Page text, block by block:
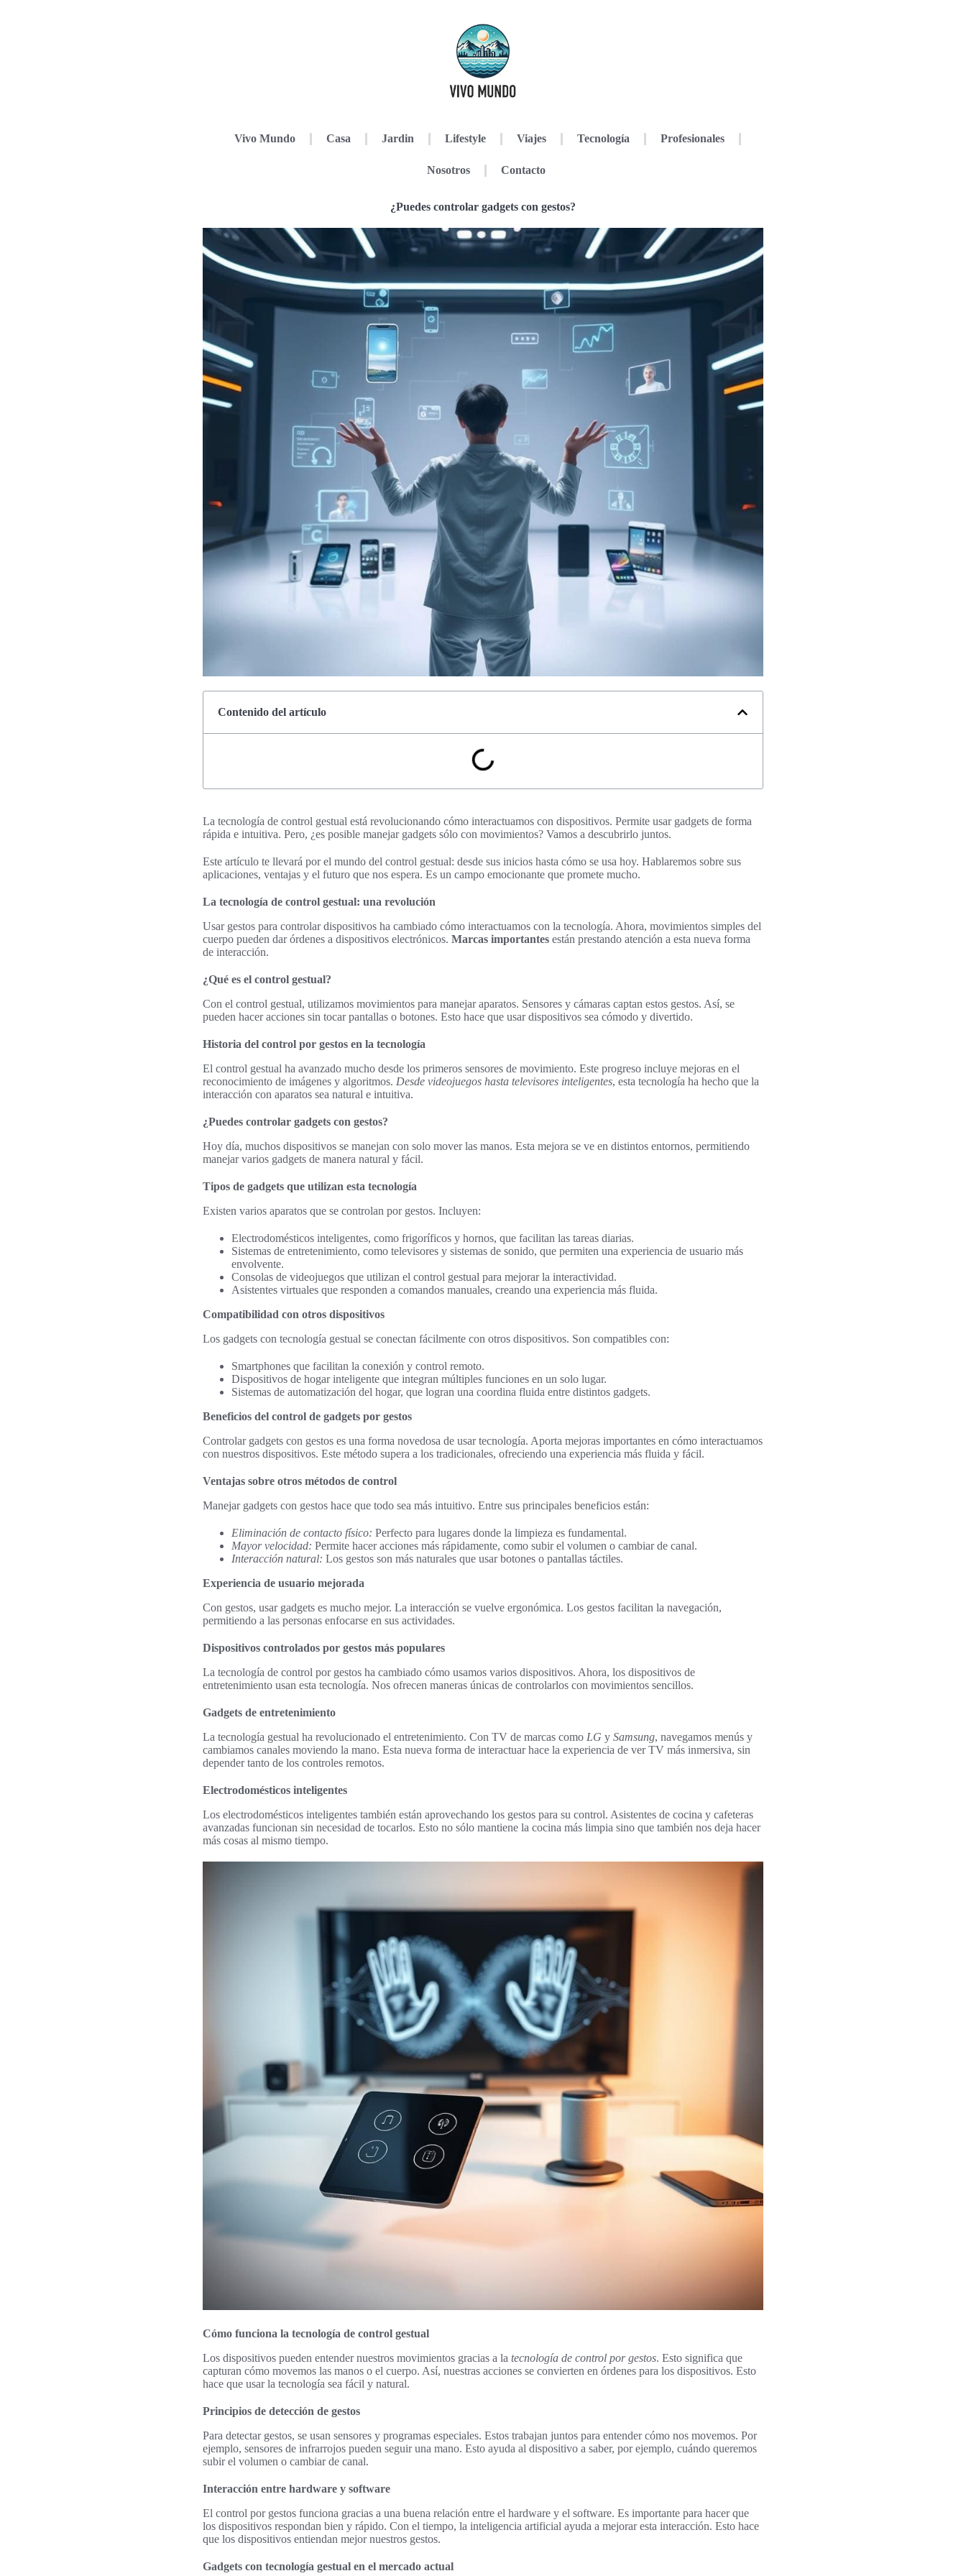
Vivo Mundo Casa Jardin Lifestyle Viajes Tecnología Profesionales
Nosotros Contacto
¿Puedes controlar gadgets con gestos?
Contenido del artículo
La tecnología de control gestual está revolucionando cómo interactuamos con dispositivos. Permite usar gadgets de forma
rápida e intuitiva. Pero, ¿es posible manejar gadgets sólo con movimientos? Vamos a descubrirlo juntos.
Este artículo te llevará por el mundo del control gestual: desde sus inicios hasta cómo se usa hoy. Hablaremos sobre sus
aplicaciones, ventajas y el futuro que nos espera. Es un campo emocionante que promete mucho.
La tecnología de control gestual: una revolución
Usar gestos para controlar dispositivos ha cambiado cómo interactuamos con la tecnología. Ahora, movimientos simples del
cuerpo pueden dar órdenes a dispositivos electrónicos. Marcas importantes están prestando atención a esta nueva forma
de interacción.
¿Qué es el control gestual?
Con el control gestual, utilizamos movimientos para manejar aparatos. Sensores y cámaras captan estos gestos. Así, se
pueden hacer acciones sin tocar pantallas o botones. Esto hace que usar dispositivos sea cómodo y divertido.
Historia del control por gestos en la tecnología
El control gestual ha avanzado mucho desde los primeros sensores de movimiento. Este progreso incluye mejoras en el
reconocimiento de imágenes y algoritmos. Desde videojuegos hasta televisores inteligentes, esta tecnología ha hecho que la
interacción con aparatos sea natural e intuitiva.
¿Puedes controlar gadgets con gestos?
Hoy día, muchos dispositivos se manejan con solo mover las manos. Esta mejora se ve en distintos entornos, permitiendo
manejar varios gadgets de manera natural y fácil.
Tipos de gadgets que utilizan esta tecnología
Existen varios aparatos que se controlan por gestos. Incluyen:
Electrodomésticos inteligentes, como frigoríficos y hornos, que facilitan las tareas diarias.
Sistemas de entretenimiento, como televisores y sistemas de sonido, que permiten una experiencia de usuario más
envolvente.
Consolas de videojuegos que utilizan el control gestual para mejorar la interactividad.
Asistentes virtuales que responden a comandos manuales, creando una experiencia más fluida.
Compatibilidad con otros dispositivos
Los gadgets con tecnología gestual se conectan fácilmente con otros dispositivos. Son compatibles con:
Smartphones que facilitan la conexión y control remoto.
Dispositivos de hogar inteligente que integran múltiples funciones en un solo lugar.
Sistemas de automatización del hogar, que logran una coordina fluida entre distintos gadgets.
Beneficios del control de gadgets por gestos
Controlar gadgets con gestos es una forma novedosa de usar tecnología. Aporta mejoras importantes en cómo interactuamos
con nuestros dispositivos. Este método supera a los tradicionales, ofreciendo una experiencia más fluida y fácil.
Ventajas sobre otros métodos de control
Manejar gadgets con gestos hace que todo sea más intuitivo. Entre sus principales beneficios están:
Eliminación de contacto físico: Perfecto para lugares donde la limpieza es fundamental.
Mayor velocidad: Permite hacer acciones más rápidamente, como subir el volumen o cambiar de canal.
Interacción natural: Los gestos son más naturales que usar botones o pantallas táctiles.
Experiencia de usuario mejorada
Con gestos, usar gadgets es mucho mejor. La interacción se vuelve ergonómica. Los gestos facilitan la navegación,
permitiendo a las personas enfocarse en sus actividades.
Dispositivos controlados por gestos más populares
La tecnología de control por gestos ha cambiado cómo usamos varios dispositivos. Ahora, los dispositivos de
entretenimiento usan esta tecnología. Nos ofrecen maneras únicas de controlarlos con movimientos sencillos.
Gadgets de entretenimiento
La tecnología gestual ha revolucionado el entretenimiento. Con TV de marcas como LG y Samsung, navegamos menús y
cambiamos canales moviendo la mano. Esta nueva forma de interactuar hace la experiencia de ver TV más inmersiva, sin
depender tanto de los controles remotos.
Electrodomésticos inteligentes
Los electrodomésticos inteligentes también están aprovechando los gestos para su control. Asistentes de cocina y cafeteras
avanzadas funcionan sin necesidad de tocarlos. Esto no sólo mantiene la cocina más limpia sino que también nos deja hacer
más cosas al mismo tiempo.
Cómo funciona la tecnología de control gestual
Los dispositivos pueden entender nuestros movimientos gracias a la tecnología de control por gestos. Esto significa que
capturan cómo movemos las manos o el cuerpo. Así, nuestras acciones se convierten en órdenes para los dispositivos. Esto
hace que usar la tecnología sea fácil y natural.
Principios de detección de gestos
Para detectar gestos, se usan sensores y programas especiales. Estos trabajan juntos para entender cómo nos movemos. Por
ejemplo, sensores de infrarrojos pueden seguir una mano. Esto ayuda al dispositivo a saber, por ejemplo, cuándo queremos
subir el volumen o cambiar de canal.
Interacción entre hardware y software
El control por gestos funciona gracias a una buena relación entre el hardware y el software. Es importante para hacer que
los dispositivos respondan bien y rápido. Con el tiempo, la inteligencia artificial ayuda a mejorar esta interacción. Esto hace
que los dispositivos entiendan mejor nuestros gestos.
Gadgets con tecnología gestual en el mercado actual